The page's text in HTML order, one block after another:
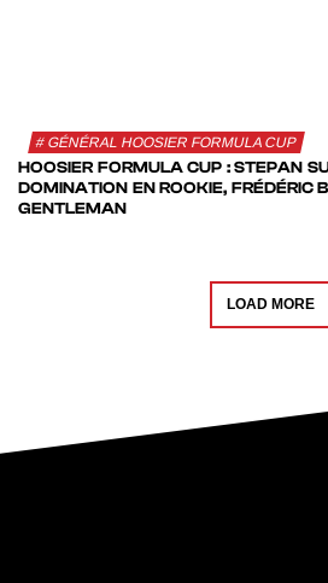
GÉNÉRAL HOOSIER FORMULA CUP
HOOSIER FORMULA CUP : STEPAN
DOMINATION EN ROOKIE, FRÉDÉRIC
GENTLEMAN
LOAD MORE